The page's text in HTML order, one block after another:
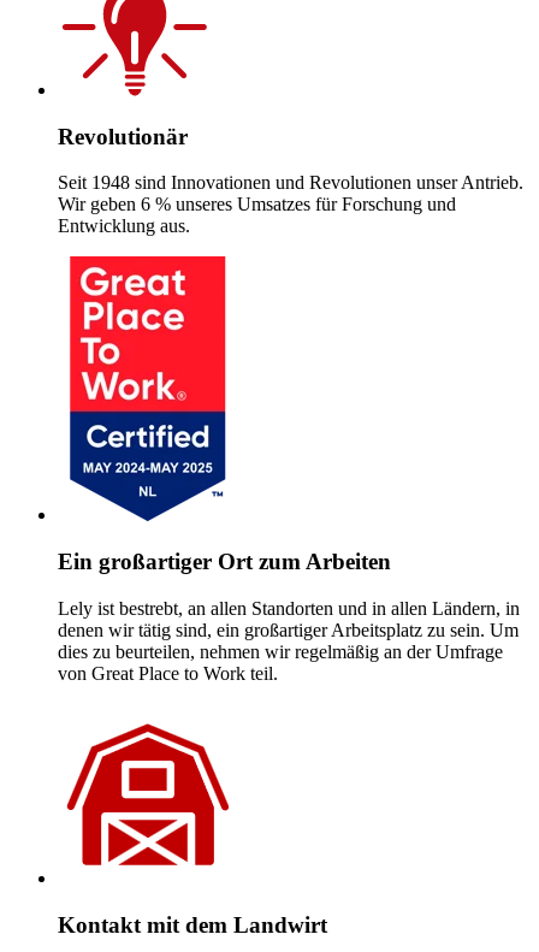
Revolutionär
Seit 1948 sind Innovationen und Revolutionen unser Antrieb.
Wir geben 6 % unseres Umsatzes für Forschung und
Entwicklung aus.
Ein großartiger Ort zum Arbeiten
Lely ist bestrebt, an allen Standorten und in allen Ländern, in
denen wir tätig sind, ein großartiger Arbeitsplatz zu sein. Um
dies zu beurteilen, nehmen wir regelmäßig an der Umfrage
von Great Place to Work teil.
Kontakt mit dem Landwirt